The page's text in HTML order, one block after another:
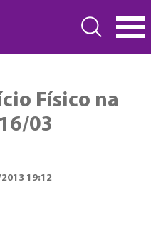
Físico na
03
19:12